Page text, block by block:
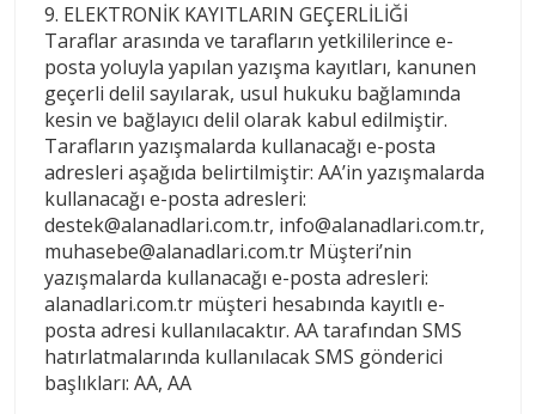
9. ELEKTRONİK KAYITLARIN GEÇERLİLİĞİ
Taraflar arasında ve tarafların yetkililerince e-
posta yoluyla yapılan yazışma kayıtları, kanunen
geçerli delil sayılarak, usul hukuku bağlamında
kesin ve bağlayıcı delil olarak kabul edilmiştir.
Tarafların yazışmalarda kullanacağı e-posta
adresleri aşağıda belirtilmiştir: AA’in yazışmalarda
kullanacağı e-posta adresleri:
destek@alanadlari.com.tr, info@alanadlari.com.tr,
muhasebe@alanadlari.com.tr Müşteri’nin
yazışmalarda kullanacağı e-posta adresleri:
alanadlari.com.tr müşteri hesabında kayıtlı e-
posta adresi kullanılacaktır. AA tarafından SMS
hatırlatmalarında kullanılacak SMS gönderici
başlıkları: AA, AA